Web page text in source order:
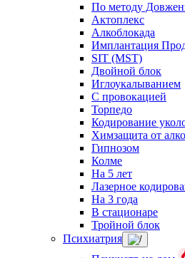
По методу
Актоплекс
Алкоблокада
Имплантация
SIT (MST)
Двойной блок
Иглоукалыванием
С провокацией
Торпедо
Кодирование
Химзащита от
Гипнозом
Колме
На 5 лет
Лазерное
На 3 года
В стационаре
Тройной блок
Психиатрия